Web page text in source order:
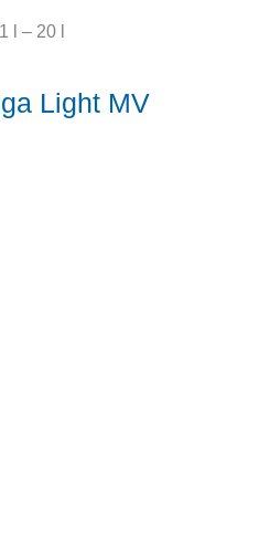
– 20
Light MV